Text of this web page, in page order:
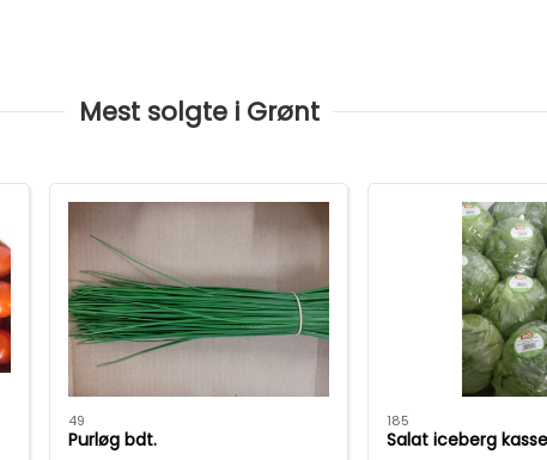
Mest solgte i Grønt
49
Purløg bdt.
185
Salat iceberg kasse